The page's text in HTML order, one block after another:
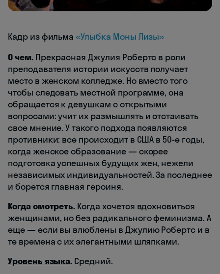
Кадр из фильма «Улыбка Моны Лизы»
О чем.Прекрасная Джулия Робертс в роли
преподавателя истории искусств получает
место в женском колледже. Но вместо того
чтобы следовать местной программе, она
обращается к девушкам с открытыми
вопросами: учит их размышлять и отстаивать
свое мнение. У такого подхода появляются
противники: все происходит в США в 50-е годы,
когда женское образование — скорее
подготовка успешных будущих жен, нежели
независимых индивидуальностей. За последнее
и борется главная героиня.
Когда смотреть. Когда хочется вдохновиться
женщинами, но без радикального феминизма. А
еще — если вы влюблены в Джулию Робертс и в
те времена с их элегантными шляпками.
Уровень языка. Средний.